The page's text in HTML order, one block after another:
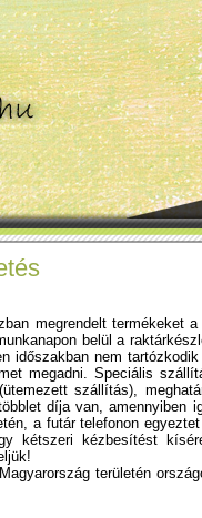
megrendelt termékeket
belül a
időszakban nem
megadni. Speciális
szállítás),
díja van, amennyiben
a futár telefonon
kétszeri kézbesítést
területén